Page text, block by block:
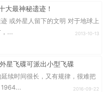
大最神秘遗迹！
或外星人留下的文明 对于地球上
...
2013-10-13
星飞碟可派出小型飞碟
续时间很长，又有规律，很难把
2016-09-22